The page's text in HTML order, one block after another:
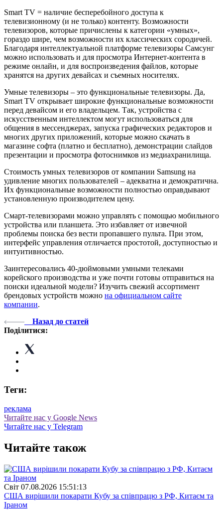
Smart TV = наличие бесперебойного доступа к
телевизионному (и не только) контенту. Возможности
телевизоров, которые причислены к категории «умных»,
гораздо шире, чем возможности их классических сородичей.
Благодаря интеллектуальной платформе телевизоры Самсунг
можно использовать и для просмотра Интернет-контента в
режиме онлайн, и для воспроизведения файлов, которые
хранятся на других девайсах и съемных носителях.
Умные телевизоры – это функциональные телевизоры. Да,
Smart TV открывает широкие функциональные возможности
перед девайсом и его владельцем. Так, устройства с
искусственным интеллектом могут использоваться для
общения в мессенджерах, запуска графических редакторов и
многих других приложений, которые можно скачать в
магазине софта (платно и бесплатно), демонстрации слайдов
презентации и просмотра фотоснимков из медиахранилища.
Стоимость умных телевизоров от компании Samsung на
удивление многих пользователей – адекватна и демократична.
Их функциональные возможности полностью оправдывают
установленную производителем цену.
Смарт-телевизорами можно управлять с помощью мобильного
устройства или планшета. Это избавляет от извечной
проблемы поиска без вести пропавшего пульта. При этом,
интерфейс управления отличается простотой, доступностью и
интуитивностью.
Заинтересовались 40-дюймовыми умными телеками
корейского производства и уже почти готовы отправиться на
поиски идеальной модели? Изучить свежий ассортимент
брендовых устройств можно на официальном сайте
компании.
Назад до статей
Поділитися:
Теги:
реклама
Читайте нас у Google News
Читайте нас у Telegram
Читайте також
Свiт 07.08.2026 15:51:13
США вирішили покарати Кубу за співпрацю з РФ, Китаєм та
Іраном